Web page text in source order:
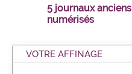
5 journaux anciens
numérisés
VOTRE AFFINAGE